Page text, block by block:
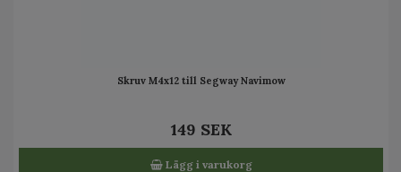
Skruv M4x12 till Segway Navimow
149 SEK
Lägg i varukorg